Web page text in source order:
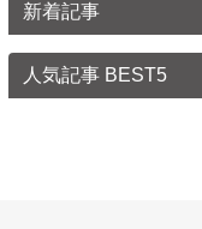
新着記事
人気記事 BEST5